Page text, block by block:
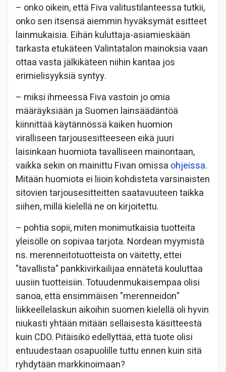
– onko oikein, että Fiva valitustilanteessa tutkii,
onko sen itsensä aiemmin hyväksymät esitteet
lainmukaisia. Eihän kuluttaja-asiamieskään
tarkasta etukäteen Valintatalon mainoksia vaan
ottaa vasta jälkikäteen niihin kantaa jos
erimielisyyksiä syntyy.
– miksi ihmeessä Fiva vastoin jo omia
määräyksiään ja Suomen lainsäädäntöä
kiinnittää käytännössä kaiken huomion
viralliseen tarjousesitteeseen eikä juuri
laisinkaan huomiota tavalliseen mainontaan,
vaikka sekin on mainittu Fivan omissa ohjeissa.
Mitään huomiota ei liioin kohdisteta varsinaisten
sitovien tarjousesitteitten saatavuuteen taikka
siihen, millä kielellä ne on kirjoitettu.
– pohtia sopii, miten monimutkaisia tuotteita
yleisölle on sopivaa tarjota. Nordean myymistä
ns. merenneitotuotteista on väitetty, ettei
"tavallista" pankkivirkailijaa ennätetä kouluttaa
uusiin tuotteisiin. Totuudenmukaisempaa olisi
sanoa, että ensimmäisen "merenneidon"
liikkeellelaskun aikoihin suomen kielellä oli hyvin
niukasti yhtään mitään sellaisesta käsitteestä
kuin CDO. Pitäisikö edellyttää, että tuote olisi
entuudestaan osapuolille tuttu ennen kuin sitä
ryhdytään markkinoimaan?